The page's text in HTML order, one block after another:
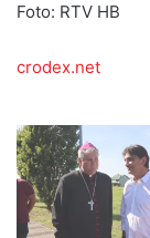
Foto: RTV HB
crodex.net